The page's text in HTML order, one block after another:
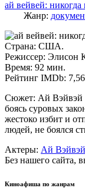
ай вейвей: никогда
Жанр:
Страна: США.
Режиссер: Элисон
Время: 92 мин.
Рейтинг IMDb:
Сюжет: Ай Вэйвэй
боясь суровых
жестоко избит и
людей, не боялся
Актеры: Ай Вэйвэй
Без нашего сайта,
Киноафиша по жанрам